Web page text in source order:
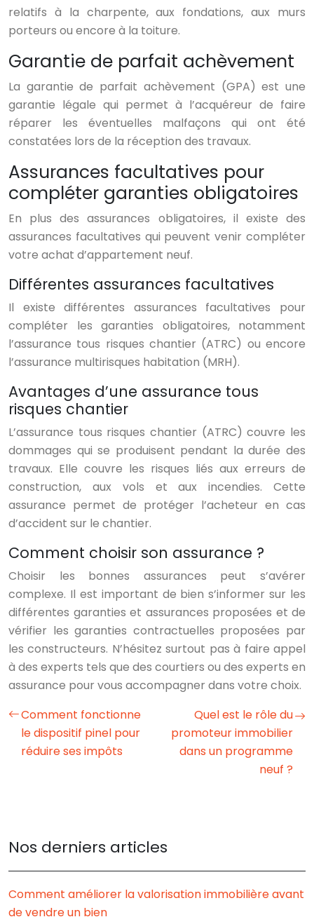
relatifs à la charpente, aux fondations, aux murs
porteurs ou encore à la toiture.
Garantie de parfait achèvement
La garantie de parfait achèvement (GPA) est une
garantie légale qui permet à l’acquéreur de faire
réparer les éventuelles malfaçons qui ont été
constatées lors de la réception des travaux.
Assurances facultatives pour
compléter garanties obligatoires
En plus des assurances obligatoires, il existe des
assurances facultatives qui peuvent venir compléter
votre achat d’appartement neuf.
Différentes assurances facultatives
Il existe différentes assurances facultatives pour
compléter les garanties obligatoires, notamment
l’assurance tous risques chantier (ATRC) ou encore
l’assurance multirisques habitation (MRH).
Avantages d’une assurance tous
risques chantier
L’assurance tous risques chantier (ATRC) couvre les
dommages qui se produisent pendant la durée des
travaux. Elle couvre les risques liés aux erreurs de
construction, aux vols et aux incendies. Cette
assurance permet de protéger l’acheteur en cas
d’accident sur le chantier.
Comment choisir son assurance ?
Choisir les bonnes assurances peut s’avérer
complexe. Il est important de bien s’informer sur les
différentes garanties et assurances proposées et de
vérifier les garanties contractuelles proposées par
les constructeurs. N’hésitez surtout pas à faire appel
à des experts tels que des courtiers ou des experts en
assurance pour vous accompagner dans votre choix.
Comment fonctionne
le dispositif pinel pour
réduire ses impôts
Quel est le rôle du
promoteur immobilier
dans un programme
neuf ?
Nos derniers articles
Comment améliorer la valorisation immobilière avant
de vendre un bien